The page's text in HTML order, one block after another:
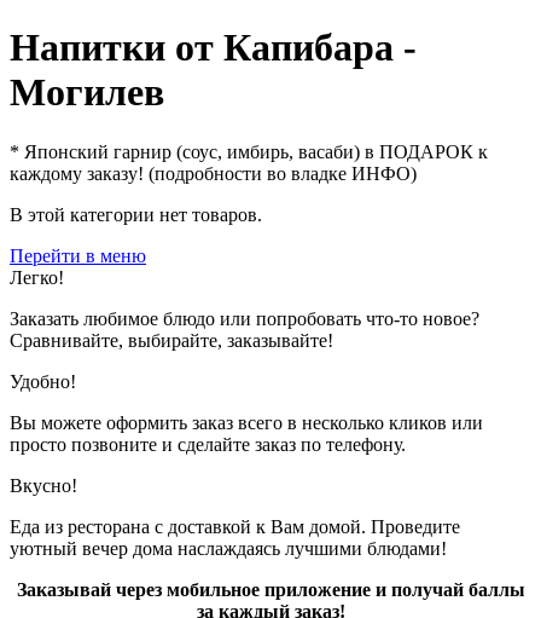
Напитки от Капибара -
Могилев
* Японский гарнир (соус, имбирь, васаби) в ПОДАРОК к
каждому заказу! (подробности во владке ИНФО)
В этой категории нет товаров.
Перейти в меню
Легко!
Заказать любимое блюдо или попробовать что-то новое?
Сравнивайте, выбирайте, заказывайте!
Удобно!
Вы можете оформить заказ всего в несколько кликов или
просто позвоните и сделайте заказ по телефону.
Вкусно!
Еда из ресторана с доставкой к Вам домой. Проведите
уютный вечер дома наслаждаясь лучшими блюдами!
Заказывай через мобильное приложение и получай баллы
за каждый заказ!